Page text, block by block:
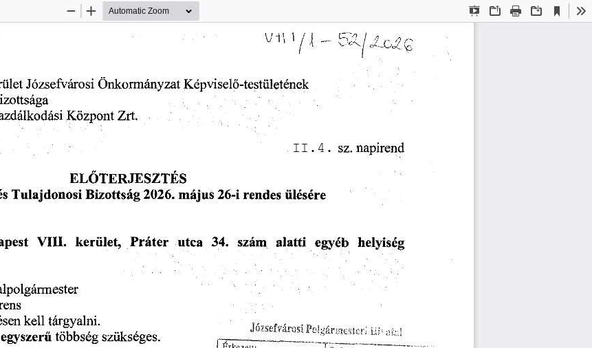
Presentation
OpenPrint Download
Current
View
Zoom
Zoom
Józsefvárosi Önkormányzat Képviselő-testületének
Központ Zrt.
sz. napirend
ELŐTERJESZTÉS
Tulajdonosi Bizottság 2026. május 26-i rendes ülésére
VIII. kerület, Práter utca 34. szám alatti egyéb
helyiség
kell tárgyalni.
egyszerű többség szükséges. ~ ___ _____ _____ ~ " -